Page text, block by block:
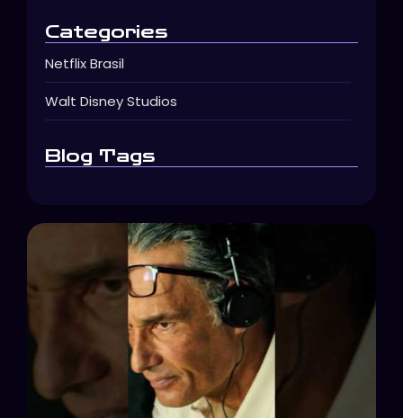
Categories
Netflix Brasil
Walt Disney Studios
Blog Tags